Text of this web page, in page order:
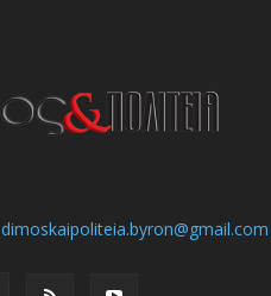
dimoskaipoliteia.byron@gmail.com